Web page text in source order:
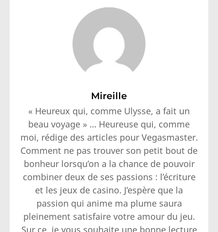
Mireille
« Heureux qui, comme Ulysse, a fait un
beau voyage » … Heureuse qui, comme
moi, rédige des articles pour Vegasmaster.
Comment ne pas trouver son petit bout de
bonheur lorsqu’on a la chance de pouvoir
combiner deux de ses passions : l’écriture
et les jeux de casino. J’espère que la
passion qui anime ma plume saura
pleinement satisfaire votre amour du jeu.
Sur ce, je vous souhaite une bonne lecture